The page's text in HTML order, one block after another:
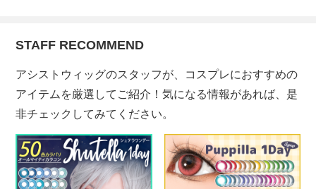
STAFF RECOMMEND
アシストウィッグのスタッフが、コスプレにおすすめの
アイテムを厳選してご紹介！気になる情報があれば、是
非チェックしてみてください。